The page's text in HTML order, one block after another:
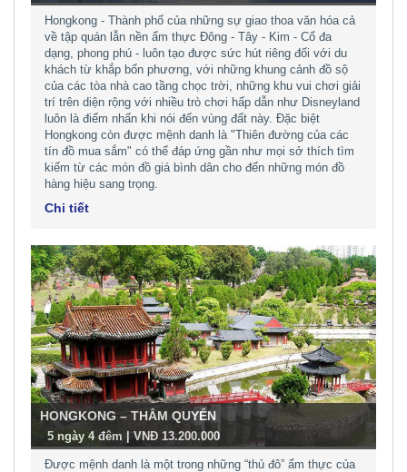
Hongkong - Thành phố của những sự giao thoa văn hóa cả
về tập quán lẫn nền ẩm thực Đông - Tây - Kim - Cổ đa
dạng, phong phú - luôn tạo được sức hút riêng đối với du
khách từ khắp bốn phương, với những khung cảnh đồ sộ
của các tòa nhà cao tầng chọc trời, những khu vui chơi giải
trí trên diện rộng với nhiều trò chơi hấp dẫn như Disneyland
luôn là điểm nhấn khi nói đến vùng đất này. Đặc biệt
Hongkong còn được mệnh danh là "Thiên đường của các
tín đồ mua sắm" có thể đáp ứng gần như mọi sở thích tìm
kiếm từ các món đồ giá bình dân cho đến những món đồ
hàng hiệu sang trọng.
Chi tiết
HONGKONG – THÂM QUYẾN
- 5 ngày 4 đêm | VNĐ 13.200.000
Được mệnh danh là một trong những “thủ đô” ẩm thực của